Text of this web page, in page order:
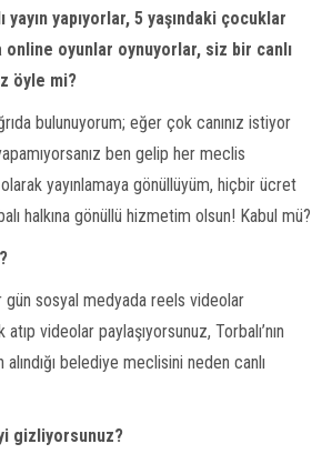
yayın yapıyorlar, 5 yaşındaki çocuklar
oyunlar oynuyorlar, siz bir canlı
öyle mi?
bulunuyorum; eğer çok canınız istiyor
ben gelip her meclis
olarak yayınlamaya gönüllüyüm, hiçbir ücret
halkına gönüllü hizmetim olsun! Kabul mü?
gün sosyal medyada reels videolar
videolar paylaşıyorsunuz, Torbalı’nın
belediye meclisini neden canlı
gizliyorsunuz?